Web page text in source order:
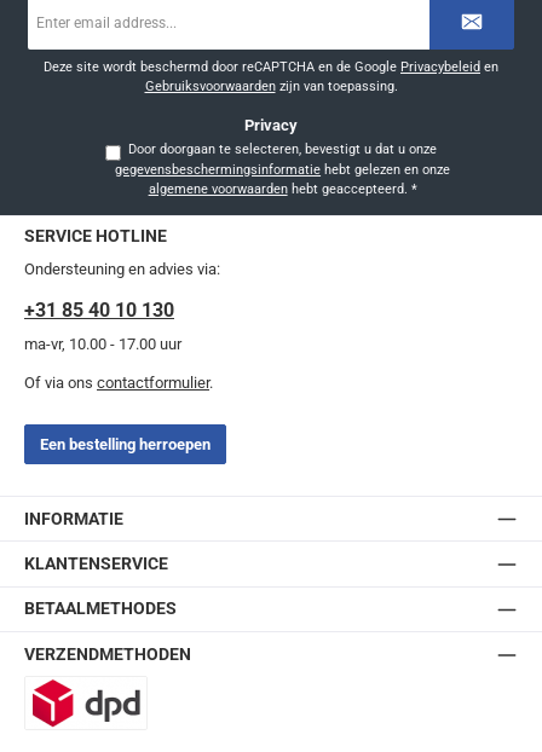
mailadres
Deze site wordt beschermd door reCAPTCHA en de Google Privacybeleid en
Gebruiksvoorwaardenzijn van toepassing.
Privacy
Door doorgaan te selecteren, bevestigt u dat u onze
gegevensbeschermingsinformatie
algemene voorwaardenhebt geaccepteerd. *
SERVICE HOTLINE
Ondersteuning en advies via:
+31 85 40 10 130
ma-vr, 10.00 - 17.00 uur
Of via ons contactformulier.
Een bestelling herroepen
INFORMATIE
KLANTENSERVICE
BETAALMETHODES
VERZENDMETHODEN